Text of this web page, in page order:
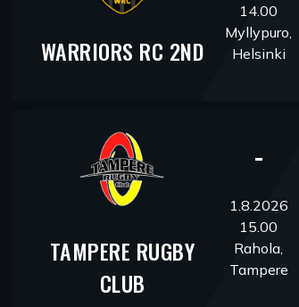
WARRIORS RC 2ND
14.00
Myllypuro,
Helsinki
TAMPERE RUGBY
CLUB
-
1.8.2026
15.00
Rahola,
Tampere